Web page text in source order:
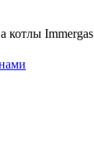
котлы Immergas